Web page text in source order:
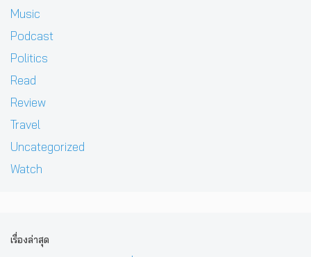
Music
Podcast
Politics
Read
Review
Travel
Uncategorized
Watch
เรื่องล่าสุด